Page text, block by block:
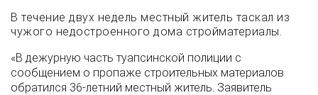
В течение двух недель местный житель таскал из
чужого недостроенного дома стройматериалы.
«В дежурную часть туапсинской полиции с
сообщением о пропаже строительных материалов
обратился 36-летний местный житель. Заявитель